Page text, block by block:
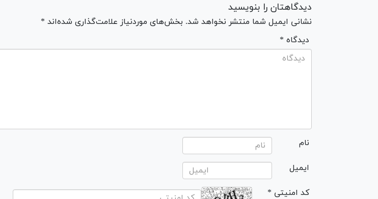
دیدگاهتان را بنویسید
نشانی ایمیل شما منتشر نخواهد شد. بخش‌های موردنیاز علامت‌گذاری شده‌اند *
* دیدگاه
نام
ایمیل
* کد امنیتی